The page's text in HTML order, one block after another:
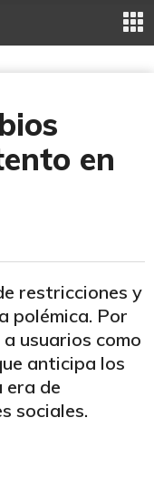
en
restricciones y
polémica. Por
usuarios como
anticipa los
era de
sociales.